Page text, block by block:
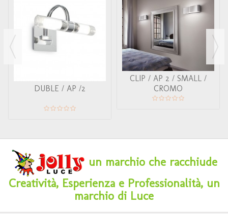
DUBLE / AP /2
CLIP / AP 2 / SMALL /
CROMO
un marchio che racchiude
Creatività, Esperienza e Professionalità, un
marchio di Luce